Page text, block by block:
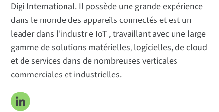
Digi International. Il possède une grande expérience
dans le monde des appareils connectés et est un
leader dans l'industrie IoT , travaillant avec une large
gamme de solutions matérielles, logicielles, de cloud
et de services dans de nombreuses verticales
commerciales et industrielles.